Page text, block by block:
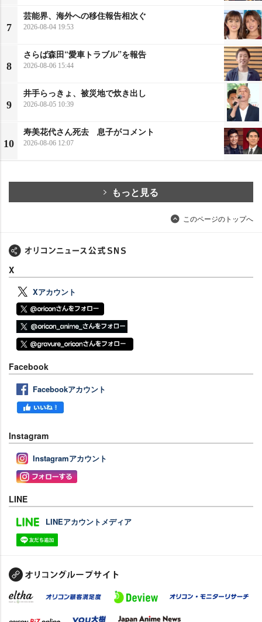
7
芸能界、海外への移住報告相次ぐ
2026-08-04 19:53
8
さらば森田“愛車トラブル”を報告
2026-08-06 15:44
9
井手らっきょ、被災地で炊き出し
2026-08-05 10:39
10
寿美花代さん死去 息子がコメント
2026-08-06 12:07
もっと見る
このページのトップへ
X
Xアカウント
Facebook
Facebookアカウント
Instagram
Instagramアカウント
LINE
LINEアカウントメディア